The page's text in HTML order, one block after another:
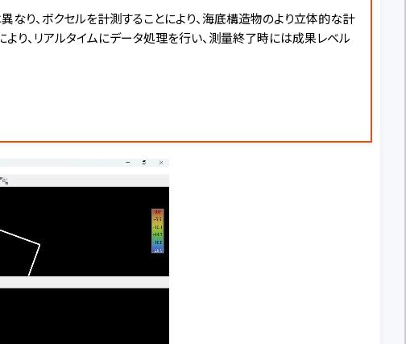
り、ボクセルを計測することにより、海底構造物のより立体的な計
り、リアルタイムにデータ処理を行い、測量終了時には成果レベル